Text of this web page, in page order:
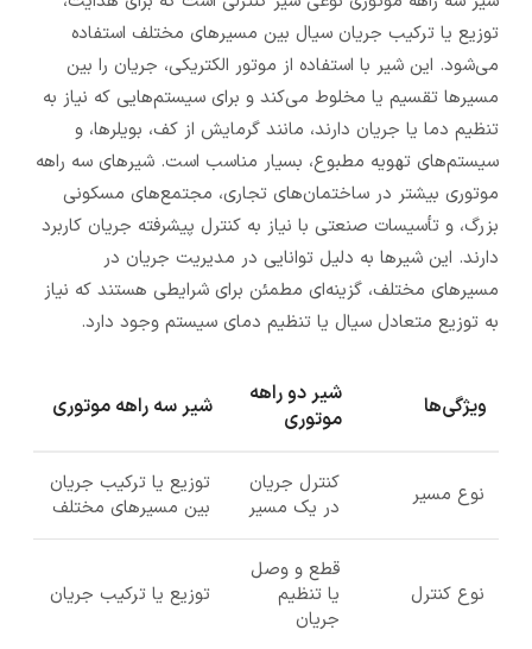
توزیع یا ترکیب جریان سیال بین مسیرهای مختلف استفاده
می‌شود. این شیر با استفاده از موتور الکتریکی، جریان را بین
مسیرها تقسیم یا مخلوط می‌کند و برای سیستم‌هایی که نیاز به
تنظیم دما یا جریان دارند، مانند گرمایش از کف، بویلرها، و
سیستم‌های تهویه مطبوع، بسیار مناسب است. شیرهای سه راهه
موتوری بیشتر در ساختمان‌های تجاری، مجتمع‌های مسکونی
بزرگ، و تأسیسات صنعتی با نیاز به کنترل پیشرفته جریان کاربرد
دارند. این شیرها به دلیل توانایی در مدیریت جریان در
مسیرهای مختلف، گزینه‌ای مطمئن برای شرایطی هستند که نیاز
به توزیع متعادل سیال یا تنظیم دمای سیستم وجود دارد.
ویژگی‌ها
شیر دو راهه
موتوری
شیر سه راهه موتوری
نوع مسیر
کنترل جریان
در یک مسیر
توزیع یا ترکیب جریان
بین مسیرهای مختلف
نوع کنترل
قطع و وصل
یا تنظیم
جریان
توزیع یا ترکیب جریان